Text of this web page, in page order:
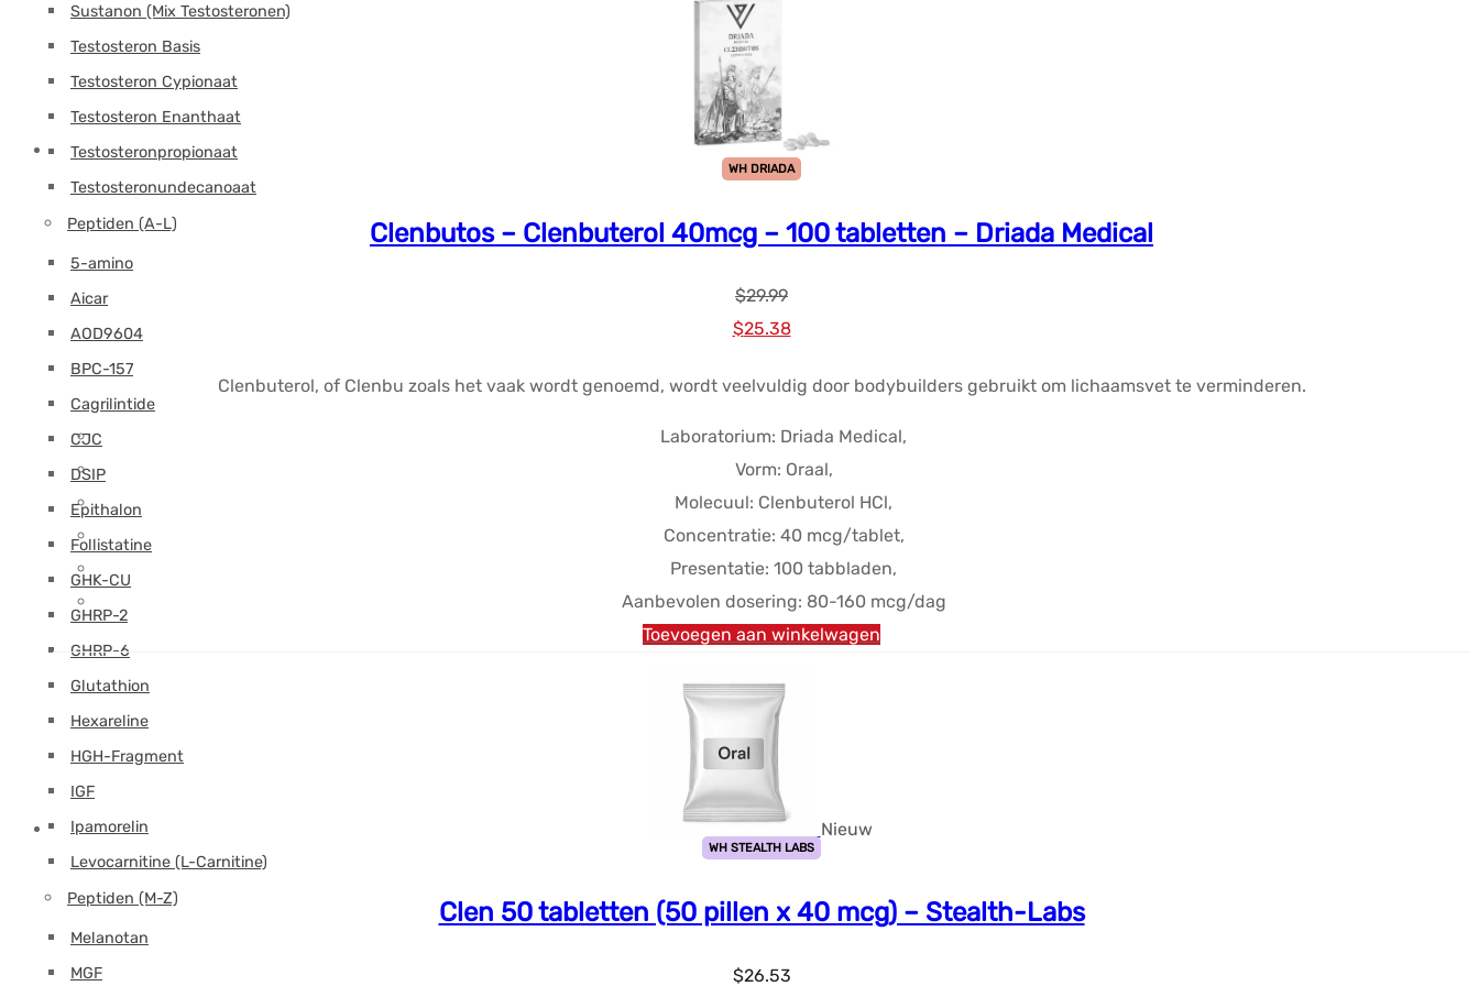
Sustanon (Mix Testosteronen)
Testosteron Basis
Testosteron Cypionaat
Testosteron Enanthaat
Testosteronpropionaat
Testosteronundecanoaat
Peptiden (A-L)
5-amino
Aicar
AOD9604
BPC-157
Cagrilintide
CJC
DSIP
Epithalon
Follistatine
GHK-CU
GHRP-2
GHRP-6
Glutathion
Hexareline
HGH-Fragment
IGF
Ipamorelin
Levocarnitine (L-Carnitine)
Peptiden (M-Z)
Melanotan
MGF
WH DRIADA
Clenbutos – Clenbuterol 40mcg – 100 tabletten – Driada Medical
$29.99
Oorspronkelijke
was:
$29.99.
$25.38Huidige
is:
$25.38.
Clenbuterol, of Clenbu zoals het vaak wordt genoemd, wordt veelvuldig door bodybuilders gebruikt om lichaamsvet te verminderen.
Laboratorium: Driada Medical,
Vorm: Oraal,
Molecuul: Clenbuterol HCl,
Concentratie: 40 mcg/tablet,
Presentatie: 100 tabbladen,
Aanbevolen dosering: 80-160 mcg/dag
Toevoegen aan winkelwagen
Nieuw
WH STEALTH LABS
Clen 50 tabletten (50 pillen x 40 mcg) – Stealth-Labs
$26.53